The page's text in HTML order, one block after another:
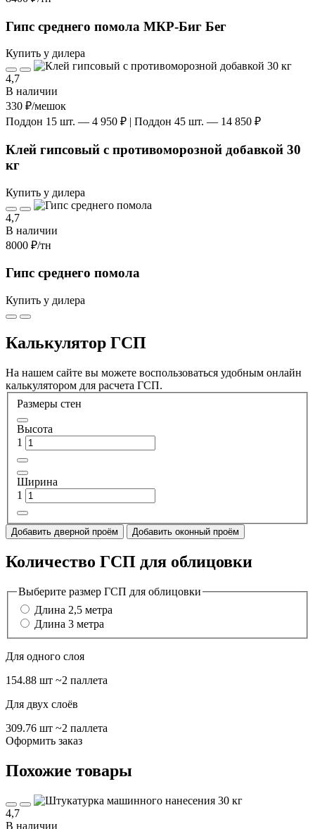
Гипс среднего помола МКР-Биг Бег
Купить у дилера
4,7
В наличии
330 ₽/мешок
Поддон 15 шт. — 4 950 ₽ | Поддон 45 шт. — 14 850 ₽
Клей гипсовый с противоморозной добавкой 30
кг
Купить у дилера
4,7
В наличии
8000 ₽/тн
Гипс среднего помола
Купить у дилера
Калькулятор ГСП
На нашем сайте вы можете воспользоваться удобным онлайн
калькулятором для расчета ГСП.
Размеры стен
Высота
1
Ширина
1
Добавить дверной проём Добавить оконный проём
Количество ГСП для облицовки
Выберите размер ГСП для облицовки
Длина 2,5 метра
Длина 3 метра
Для одного слоя
154.88 шт ~2 паллета
Для двух слоёв
309.76 шт ~2 паллета
Оформить заказ
Похожие товары
4,7
В наличии